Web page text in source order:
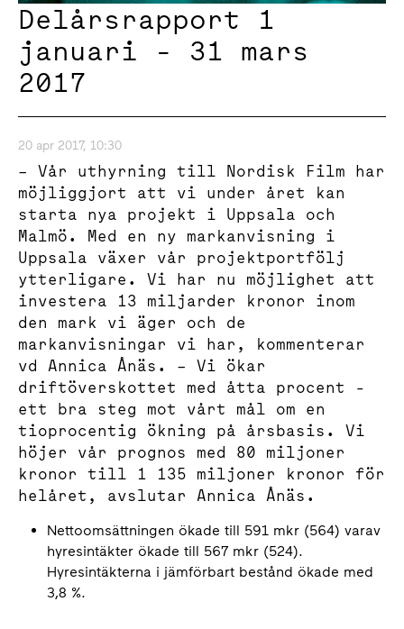
Delårsrapport 1
januari - 31 mars
2017
20 apr 2017, 10:30
– Vår uthyrning till Nordisk Film har
möjliggjort att vi under året kan
starta nya projekt i Uppsala och
Malmö. Med en ny markanvisning i
Uppsala växer vår projektportfölj
ytterligare. Vi har nu möjlighet att
investera 13 miljarder kronor inom
den mark vi äger och de
markanvisningar vi har, kommenterar
vd Annica Ånäs. – Vi ökar
driftöverskottet med åtta procent -
ett bra steg mot vårt mål om en
tioprocentig ökning på årsbasis. Vi
höjer vår prognos med 80 miljoner
kronor till 1 135 miljoner kronor för
helåret, avslutar Annica Ånäs.
Nettoomsättningen ökade till 591 mkr (564) varav
hyresintäkter ökade till 567 mkr (524).
Hyresintäkterna i jämförbart bestånd ökade med
3,8 %.